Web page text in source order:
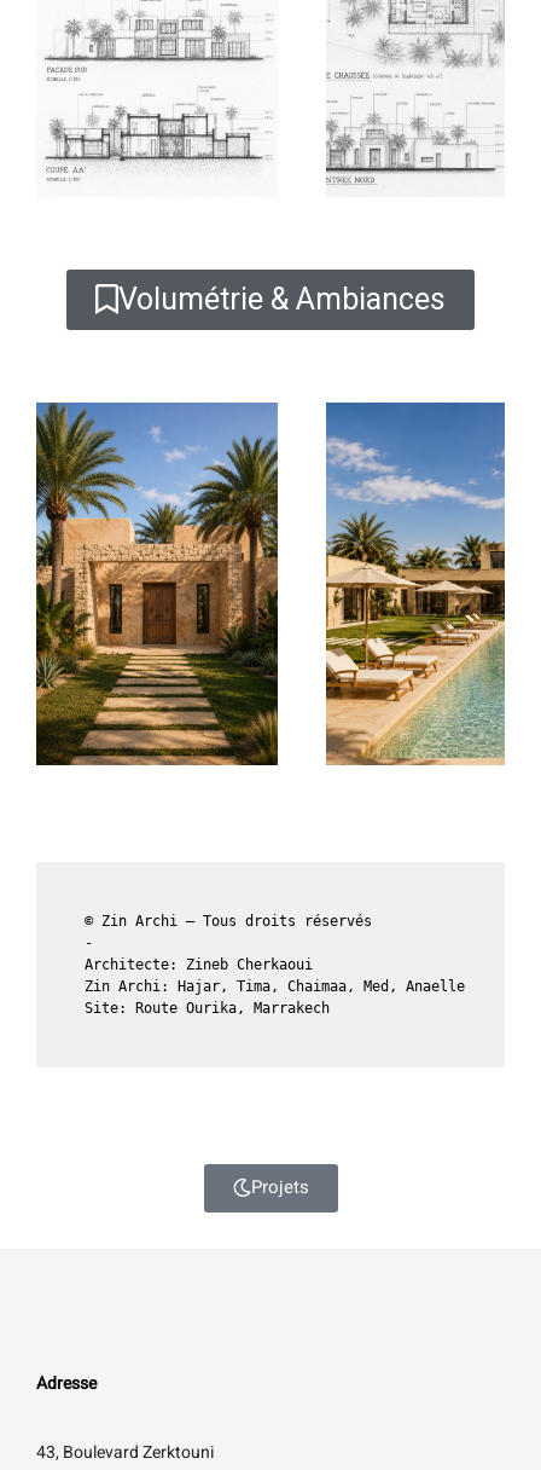
Volumétrie & Ambiances
© Zin Archi – Tous droits réservés
-
Architecte: Zineb Cherkaoui
Zin Archi: Hajar, Tima, Chaimaa, Med, Anaelle
Site: Route Ourika, Marrakech
Projets
Adresse
43, Boulevard Zerktouni